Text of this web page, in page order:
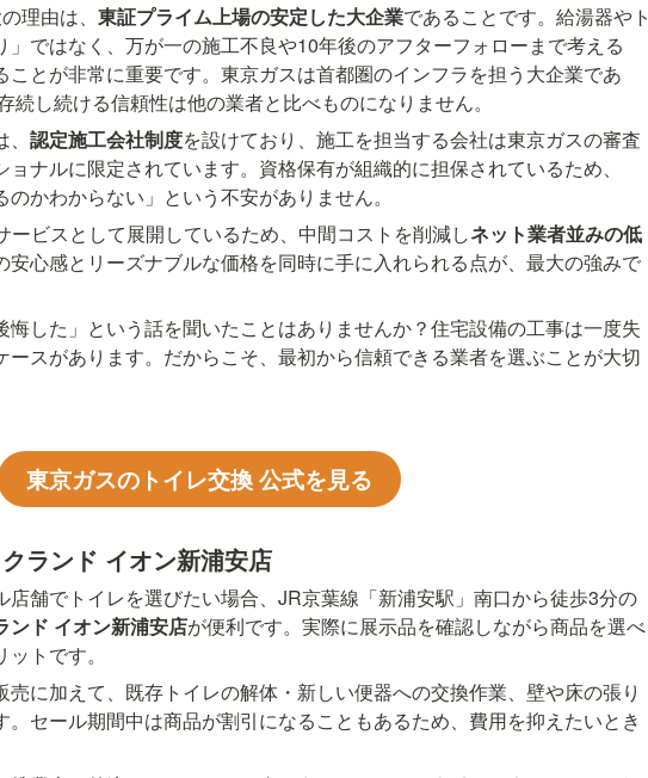
理由は、 東証プライム上場の安定した大企業であることです。給湯器やト
ではなく、万が一の施工不良や10年後のアフターフォローまで考える
ことが非常に重要です。東京ガスは首都圏のインフラを担う大企業であ
続し続ける信頼性は他の業者と比べものになりません。
認定施工会社制度を設けており、施工を担当する会社は東京ガスの審査
ナルに限定されています。資格保有が組織的に担保されているため、
のかわからない」という不安がありません。
ービスとして展開しているため、中間コストを削減しネット業者並みの低
安心感とリーズナブルな価格を同時に手に入れられる点が、最大の強みで
悔した」という話を聞いたことはありませんか？住宅設備の工事は一度失
ースがあります。だからこそ、最初から信頼できる業者を選ぶことが大切
東京ガスのトイレ交換 公式を見る
ランド イオン新浦安店
舗でトイレを選びたい場合、JR京葉線「新浦安駅」南口から徒歩3分の
ンド イオン新浦安店が便利です。実際に展示品を確認しながら商品を選べ
トです。
に加えて、既存トイレの解体・新しい便器への交換作業、壁や床の張り
セール期間中は商品が割引になることもあるため、費用を抑えたいとき